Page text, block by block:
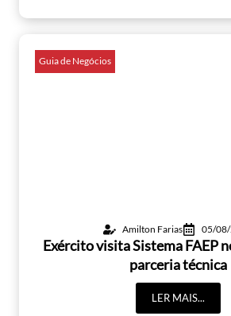
Guia de Negócios
Amilton Farias 05/
Exército visita Sistema FAEP
parceria técnica
LER MAIS...